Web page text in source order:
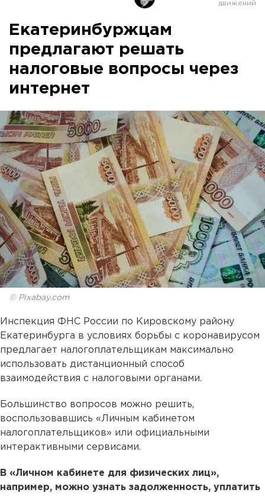
Екатеринбуржцам
предлагают решать
налоговые вопросы через
интернет
© Pixabay.com
Инспекция ФНС России по Кировскому району
Екатеринбурга в условиях борьбы с коронавирусом
предлагает налогоплательщикам максимально
использовать дистанционный способ
взаимодействия с налоговыми органами.
Большинство вопросов можно решить,
воспользовавшись «Личным кабинетом
налогоплательщиков» или официальными
интерактивными сервисами.
В «Личном кабинете для физических лиц»,
например, можно узнать задолженность, уплатить